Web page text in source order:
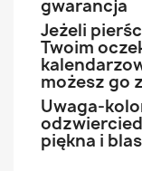
gwarancja
Jeżeli
Twoim
możesz go
Uwaga-
piękna i